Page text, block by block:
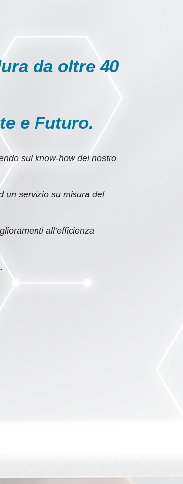
da oltre 40
e Futuro.
sul know-how del nostro
un servizio su misura del
all’efficienza